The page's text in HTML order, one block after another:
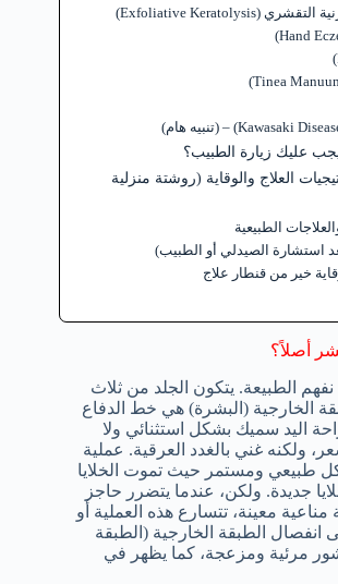
عليك زيارة الطبيب؟
العلاج والوقاية (روشتة منزلية
الطبيعية
استشارة الصيدلي أو الطبيب)
خير من قنطار علاج
أصلاً؟
الطبيعة. يتكون الجلد من ثلاث
الخارجية (البشرة) هي خط الدفاع
اليد سميك بشكل استثنائي ولا
ولكنه غني بالغدد العرقية. عملية
طبيعي ومستمر حيث تموت الخلايا
جديدة. ولكن، عندما يتضرر حاجز
مناعية معينة، تتسارع هذه العملية أو
الطبقة الخارجية (الطبقة
مرئية ومزعجة، كما يظهر في